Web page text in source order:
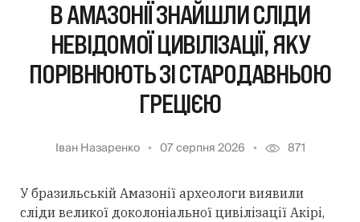
В АМАЗОНІЇ ЗНАЙШЛИ СЛІДИ
НЕВІДОМОЇ ЦИВІЛІЗАЦІЇ, ЯКУ
ПОРІВНЮЮТЬ ЗІ СТАРОДАВНЬОЮ
ГРЕЦІЄЮ
Іван Назаренко 07 серпня 2026 871
У бразильській Амазонії археологи виявили
сліди великої доколоніальної цивілізації Акірі,